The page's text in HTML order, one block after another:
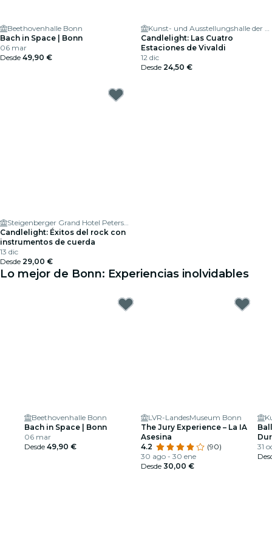
Beethovenhalle Bonn
Bach in Space | Bonn
06 mar
Desde 49,90 €
Kunst- und Ausstellungshalle der Bundesrepublik Deutschland
Candlelight: Las Cuatro
Estaciones de Vivaldi
12 dic
Desde 24,50 €
Steigenberger Grand Hotel Petersberg
Candlelight: Éxitos del rock con
instrumentos de cuerda
13 dic
Desde 29,00 €
Lo mejor de Bonn: Experiencias inolvidables
Beethovenhalle Bonn
Bach in Space | Bonn
06 mar
Desde 49,90 €
LVR-LandesMuseum Bonn
The Jury Experience – La IA
Asesina
4.2
(90)
30 ago - 30 ene
Desde 30,00 €
31